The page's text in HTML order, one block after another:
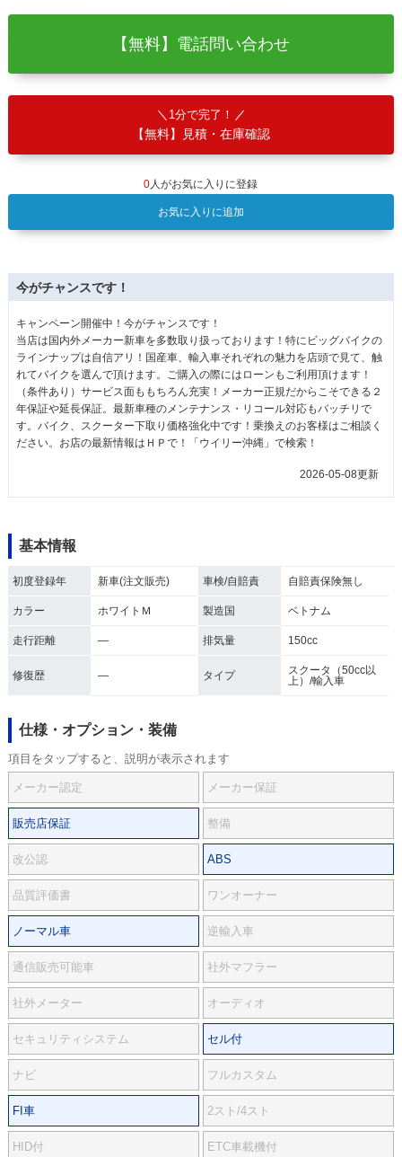
【無料】電話問い合わせ
1分で完了！
【無料】見積・在庫確認
0人がお気に入りに登録
お気に入りに追加
今がチャンスです！
キャンペーン開催中！今がチャンスです！
当店は国内外メーカー新車を多数取り扱っております！特にビッグバイクの
ラインナップは自信アリ！国産車、輸入車それぞれの魅力を店頭で見て、触
れてバイクを選んで頂けます。ご購入の際にはローンもご利用頂けます！
（条件あり）サービス面ももちろん充実！メーカー正規だからこそできる２
年保証や延長保証。最新車種のメンテナンス・リコール対応もバッチリで
す。バイク、スクーター下取り価格強化中です！乗換えのお客様はご相談く
ださい。お店の最新情報はＨＰで！「ウイリー沖縄」で検索！
2026-05-08更新
基本情報
初度登録年 新車(注文販売) 車検/自賠責 自賠責保険無し
カラー ホワイトＭ 製造国 ベトナム
走行距離 ― 排気量 150cc
修復歴 ― タイプ
スクータ（50cc以
上）/輸入車
仕様・オプション・装備
項目をタップすると、説明が表示されます
メーカー認定 メーカー保証
販売店保証 整備
改公認 ABS
品質評価書 ワンオーナー
ノーマル車 逆輸入車
通信販売可能車 社外マフラー
社外メーター オーディオ
セキュリティシステム セル付
ナビ フルカスタム
FI車 2スト/4スト
HID付 ETC車載機付